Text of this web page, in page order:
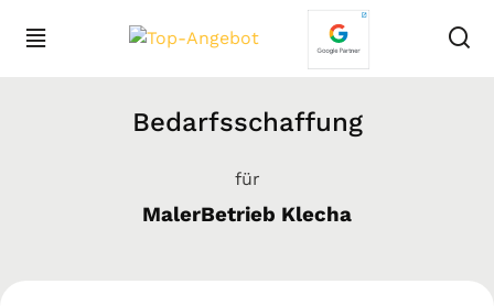
Bedarfsschaffung
für
MalerBetrieb Klecha